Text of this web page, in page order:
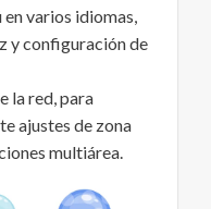
varios idiomas,
y configuración de
la red, para
ajustes de zona
multiárea.